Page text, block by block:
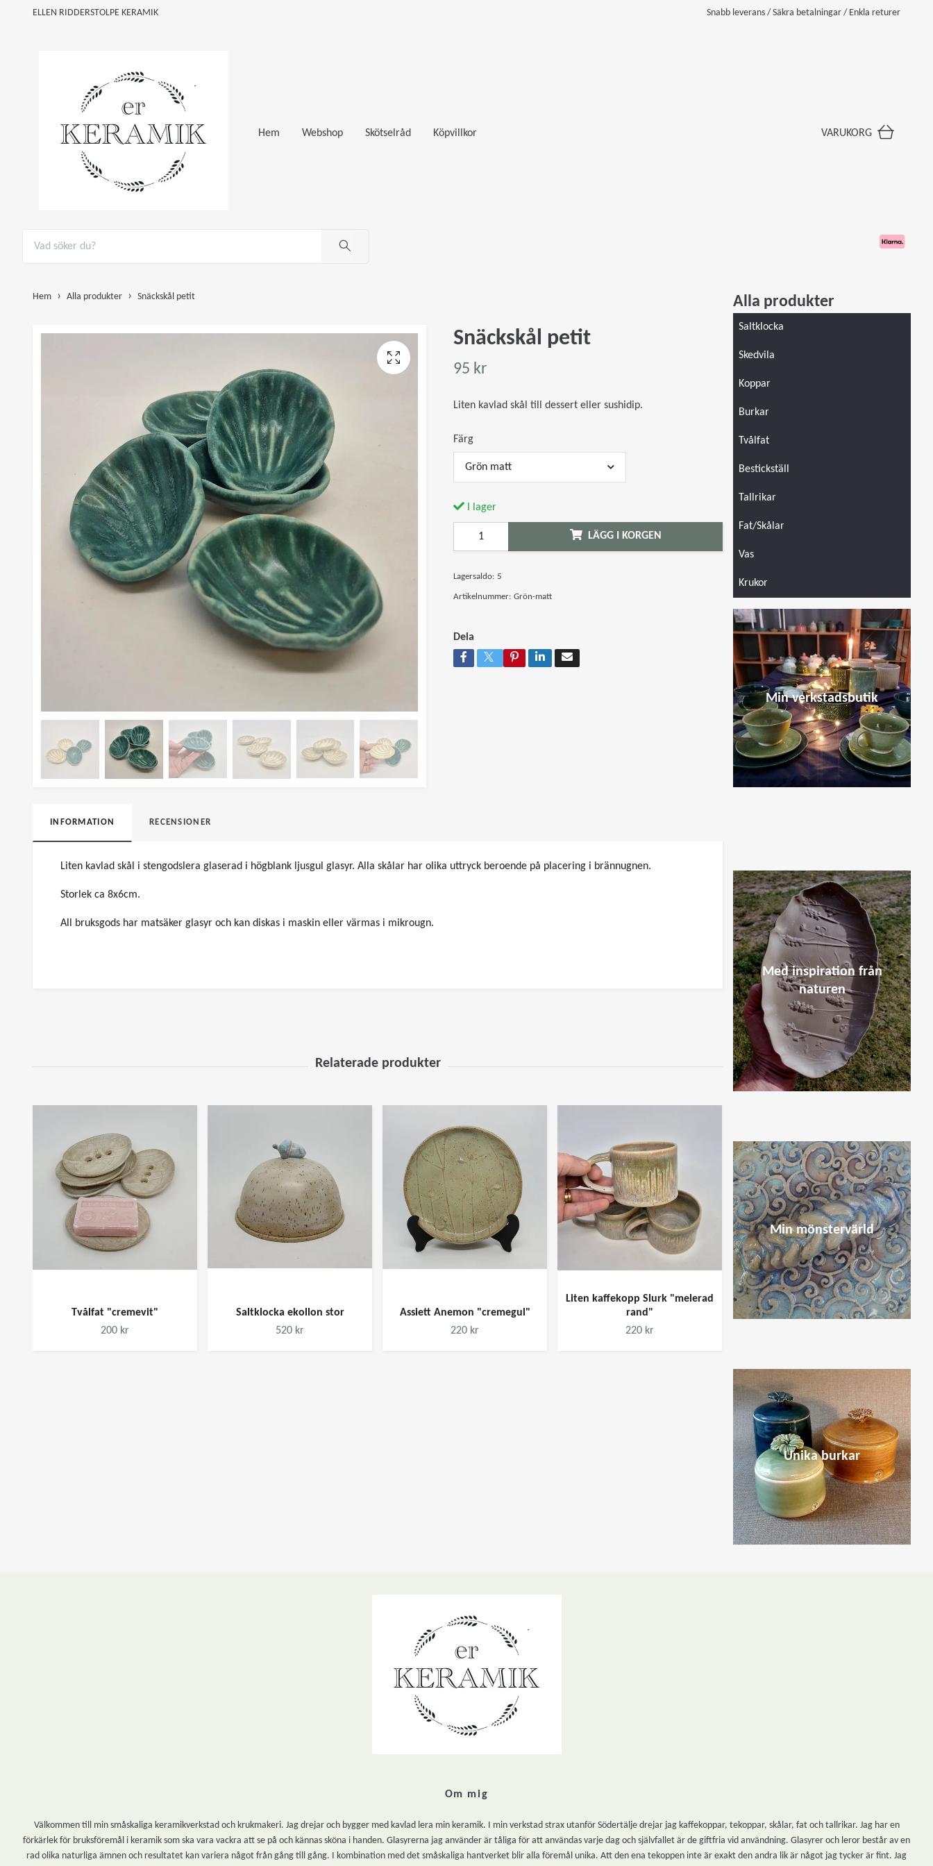
ELLEN RIDDERSTOLPE KERAMIK Snabb leverans / Säkra betalningar / Enkla returer
Hem Webshop Skötselråd Köpvillkor VARUKORG
Alla produkter
Saltklocka
Skedvila
Koppar
Burkar
Tvålfat
Bestickställ
Tallrikar
Fat/Skålar
Vas
Krukor
Min verkstadsbutik
Med inspiration från
naturen
Min mönstervärld
Unika burkar
Hem Alla produkter Snäckskål petit
Snäckskål petit
95 kr
Liten kavlad skål till dessert eller sushidip.
Färg
Grön matt
I lager
LÄGG I KORGEN
Lagersaldo: 5
Artikelnummer: Grön-matt
Dela
INFORMATION RECENSIONER
Liten kavlad skål i stengodslera glaserad i högblank ljusgul glasyr. Alla skålar har olika uttryck beroende på placering i brännugnen.
Storlek ca 8x6cm.
All bruksgods har matsäker glasyr och kan diskas i maskin eller värmas i mikrougn.
Tvålfat "cremevit"
200 kr
Saltklocka ekollon stor
520 kr
Assiett Anemon "cremegul"
220 kr
Liten kaffekopp Slurk "melerad
rand"
220 kr
Fat "Tenmoku"
Om mig
Välkommen till min småskaliga keramikverkstad och krukmakeri. Jag drejar och bygger med kavlad lera min keramik. I min verkstad strax utanför Södertälje drejar jag kaffekoppar, tekoppar, skålar, fat och tallrikar. Jag har en
förkärlek för bruksföremål i keramik som ska vara vackra att se på och kännas sköna i handen. Glasyrerna jag använder är tåliga för att användas varje dag och självfallet är de giftfria vid användning. Glasyrer och leror består av en
rad olika naturliga ämnen och resultatet kan variera något från gång till gång. I kombination med det småskaliga hantverket blir alla föremål unika. Att den ena tekoppen inte är exakt den andra lik är något jag tycker är fint. Jag